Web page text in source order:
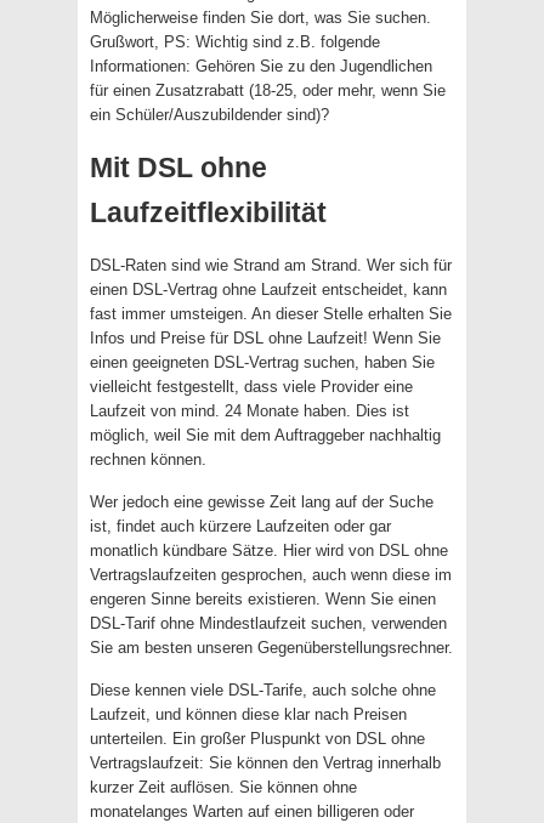
Möglicherweise finden Sie dort, was Sie suchen.
Grußwort, PS: Wichtig sind z.B. folgende
Informationen: Gehören Sie zu den Jugendlichen
für einen Zusatzrabatt (18-25, oder mehr, wenn Sie
ein Schüler/Auszubildender sind)?
Mit DSL ohne
Laufzeitflexibilität
DSL-Raten sind wie Strand am Strand. Wer sich für
einen DSL-Vertrag ohne Laufzeit entscheidet, kann
fast immer umsteigen. An dieser Stelle erhalten Sie
Infos und Preise für DSL ohne Laufzeit! Wenn Sie
einen geeigneten DSL-Vertrag suchen, haben Sie
vielleicht festgestellt, dass viele Provider eine
Laufzeit von mind. 24 Monate haben. Dies ist
möglich, weil Sie mit dem Auftraggeber nachhaltig
rechnen können.
Wer jedoch eine gewisse Zeit lang auf der Suche
ist, findet auch kürzere Laufzeiten oder gar
monatlich kündbare Sätze. Hier wird von DSL ohne
Vertragslaufzeiten gesprochen, auch wenn diese im
engeren Sinne bereits existieren. Wenn Sie einen
DSL-Tarif ohne Mindestlaufzeit suchen, verwenden
Sie am besten unseren Gegenüberstellungsrechner.
Diese kennen viele DSL-Tarife, auch solche ohne
Laufzeit, und können diese klar nach Preisen
unterteilen. Ein großer Pluspunkt von DSL ohne
Vertragslaufzeit: Sie können den Vertrag innerhalb
kurzer Zeit auflösen. Sie können ohne
monatelanges Warten auf einen billigeren oder